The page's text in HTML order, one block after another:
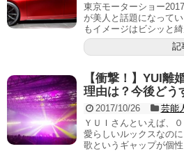
東京モーターショー
が美人と話題になって
もイメージはビシッと
記
【衝撃！】YUI離
理由は？今後どう
2017/10/26
芸能
ＹＵＩさんといえば、
愛らしいルックスなの
歌というギャップが個性